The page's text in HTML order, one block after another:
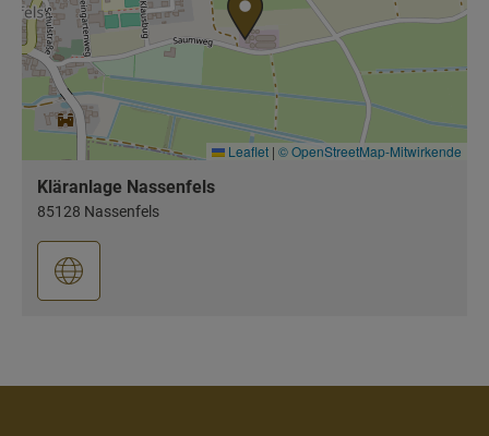
Leaflet | © OpenStreetMap-Mitwirkende
Kläranlage Nassenfels
85128 Nassenfels